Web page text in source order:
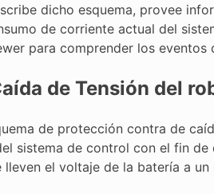
dicho esquema, provee
de corriente actual del
para comprender los
de Tensión del
de protección contra de
sistema de control con el fin
el voltaje de la batería a